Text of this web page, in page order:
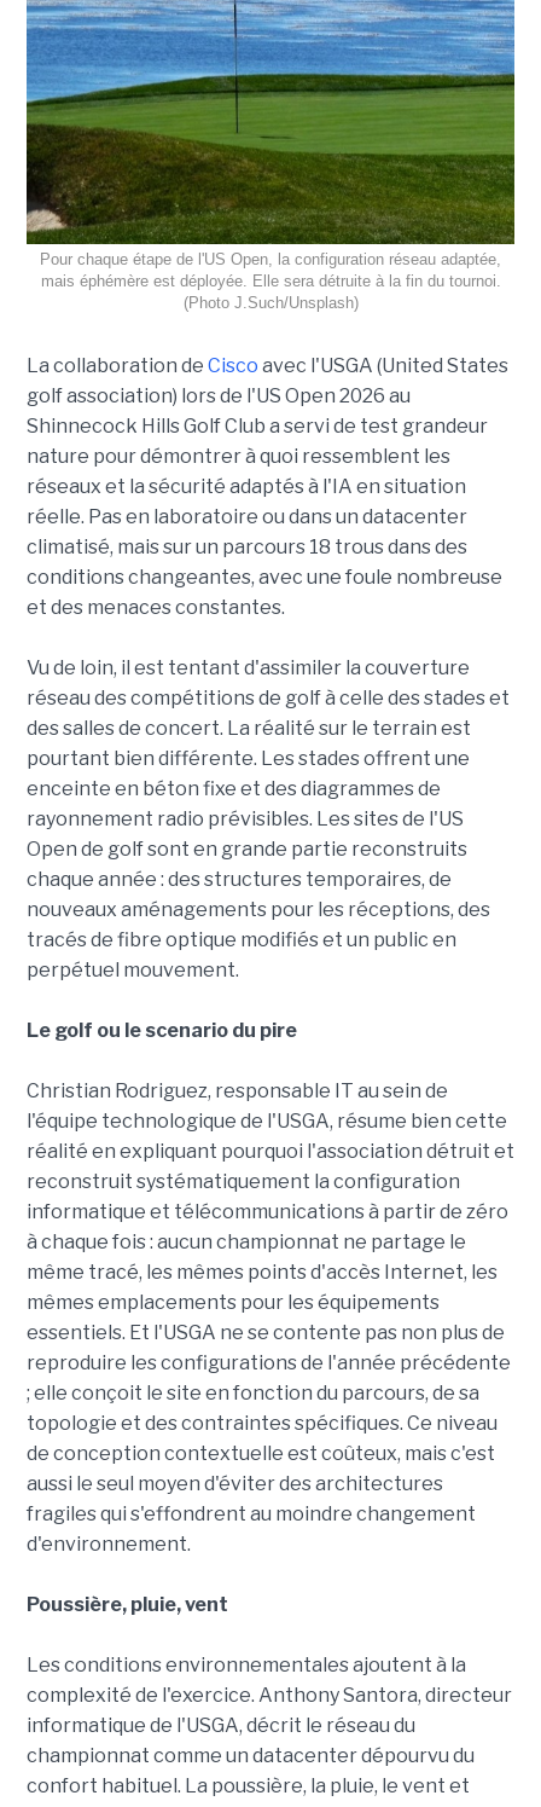
Pour chaque étape de l'US Open, la configuration réseau adaptée,
mais éphémère est déployée. Elle sera détruite à la fin du tournoi.
(Photo J.Such/Unsplash)
La collaboration de Cisco avec l'USGA (United States
golf association) lors de l'US Open 2026 au
Shinnecock Hills Golf Club a servi de test grandeur
nature pour démontrer à quoi ressemblent les
réseaux et la sécurité adaptés à l'IA en situation
réelle. Pas en laboratoire ou dans un datacenter
climatisé, mais sur un parcours 18 trous dans des
conditions changeantes, avec une foule nombreuse
et des menaces constantes.
Vu de loin, il est tentant d'assimiler la couverture
réseau des compétitions de golf à celle des stades et
des salles de concert. La réalité sur le terrain est
pourtant bien différente. Les stades offrent une
enceinte en béton fixe et des diagrammes de
rayonnement radio prévisibles. Les sites de l'US
Open de golf sont en grande partie reconstruits
chaque année : des structures temporaires, de
nouveaux aménagements pour les réceptions, des
tracés de fibre optique modifiés et un public en
perpétuel mouvement.
Le golf ou le scenario du pire
Christian Rodriguez, responsable IT au sein de
l'équipe technologique de l'USGA, résume bien cette
réalité en expliquant pourquoi l'association détruit et
reconstruit systématiquement la configuration
informatique et télécommunications à partir de zéro
à chaque fois : aucun championnat ne partage le
même tracé, les mêmes points d'accès Internet, les
mêmes emplacements pour les équipements
essentiels. Et l'USGA ne se contente pas non plus de
reproduire les configurations de l'année précédente
; elle conçoit le site en fonction du parcours, de sa
topologie et des contraintes spécifiques. Ce niveau
de conception contextuelle est coûteux, mais c'est
aussi le seul moyen d'éviter des architectures
fragiles qui s'effondrent au moindre changement
d'environnement.
Poussière, pluie, vent
Les conditions environnementales ajoutent à la
complexité de l'exercice. Anthony Santora, directeur
informatique de l'USGA, décrit le réseau du
championnat comme un datacenter dépourvu du
confort habituel. La poussière, la pluie, le vent et